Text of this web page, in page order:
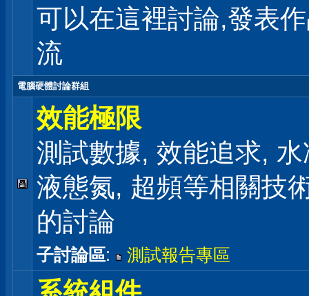
可以在這裡討論,發表
流
電腦硬體討論群組
效能極限
測試數據, 效能追求,
液態氮, 超頻等相關技
的討論
子討論區: 測試報告專區